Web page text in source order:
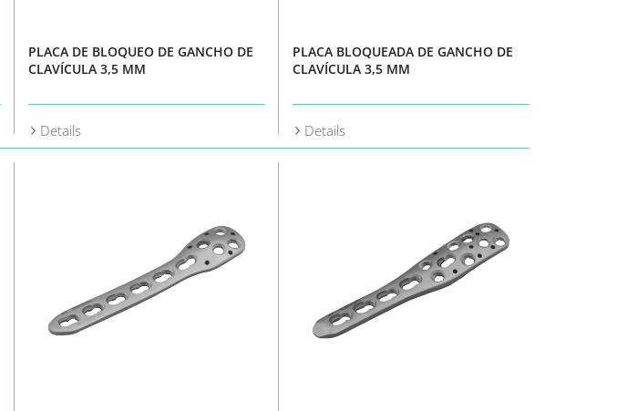
PLACA DE BLOQUEO DE GANCHO DE
CLAVÍCULA 3,5 MM
Details
PLACA BLOQUEADA DE GANCHO DE
CLAVÍCULA 3,5 MM
Details